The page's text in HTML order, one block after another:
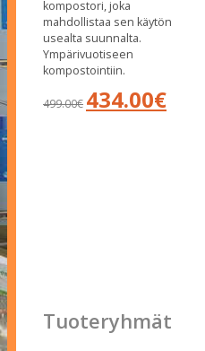
kompostori, joka
mahdollistaa sen käytön
usealta suunnalta.
Ympärivuotiseen
kompostointiin.
499.00€
Alkuperäinen
hinta
434.00€Nykyinen
hinta
Tuoteryhmät